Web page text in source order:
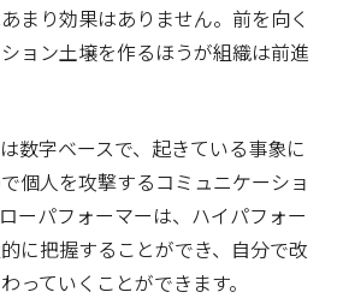
まり効果はありません。前を向く
ョン土壌を作るほうが組織は前進
数字ベースで、起きている事象に
個人を攻撃するコミュニケーショ
ーパフォーマーは、ハイパフォー
に把握することができ、自分で改
っていくことができます。